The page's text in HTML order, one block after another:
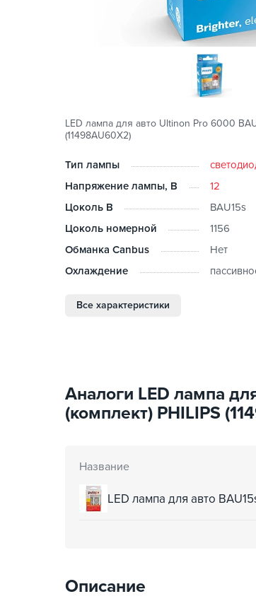
LED лампа для авто Ultinon Pro 6000
(11498AU60X2)
Тип лампы
Напряжение лампы, В
12
Цоколь B
BAU15s
Цоколь номерной
1156
Обманка Canbus
Нет
Охлаждение
Все характеристики
Аналоги LED лампа
(комплект) PHILIPS
Название
LED лампа для авто
Описание